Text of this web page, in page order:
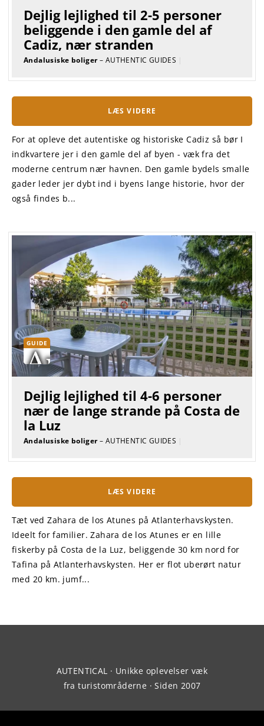
Dejlig lejlighed til 2-5 personer
beliggende i den gamle del af
Cadiz, nær stranden
Andalusiske boliger– AUTHENTIC GUIDES |
LÆS VIDERE
For at opleve det autentiske og historiske Cadiz så bør I
indkvartere jer i den gamle del af byen - væk fra det
moderne centrum nær havnen. Den gamle bydels smalle
gader leder jer dybt ind i byens lange historie, hvor der
også findes b...
GUIDE
Dejlig lejlighed til 4-6 personer
nær de lange strande på Costa de
la Luz
Andalusiske boliger– AUTHENTIC GUIDES |
LÆS VIDERE
Tæt ved Zahara de los Atunes på Atlanterhavskysten.
Ideelt for familier. Zahara de los Atunes er en lille
fiskerby på Costa de la Luz, beliggende 30 km nord for
Tafina på Atlanterhavskysten. Her er flot uberørt natur
med 20 km. jumf...
AUTENTICAL · Unikke oplevelser væk
fra turistområderne · Siden 2007